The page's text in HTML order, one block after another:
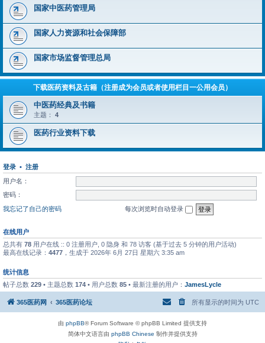
国家中医药管理局
国家人力资源和社会保障部
国家市场监督管理总局
下载医药资料及古籍（注册成为会员或者使用栏目一公用会员）
中医药经典及书籍
主题： 4
医药行业资料下载
登录 • 注册
用户名：
密码：
我忘记了自己的密码
每次浏览时自动登录
在线用户
总共有 78 用户在线 :: 0 注册用户, 0 隐身 和 78 访客 (基于过去 5 分钟的用户活动)
最高在线记录： 4477 ，生成于 2026年 6月 27日 星期六 3:35 am
统计信息
帖子总数 229 • 主题总数 174 • 用户总数 85 • 最新注册的用户： JamesLycle
365医药网 365医药论坛 所有显示的时间为 UTC
由 phpBB® Forum Software © phpBB Limited 提供支持
简体中文语言由 phpBB Chinese 制作并提供支持